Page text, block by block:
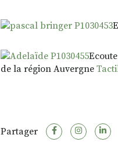
de la région Auvergne
Partager